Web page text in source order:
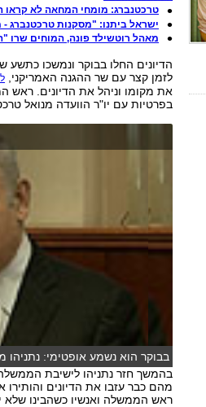
טרכטנברג: מומחי המחאה לא קראו
ישראל ביתנו: "מסקנות טרכטנברג -
מאהל רוטשילד פונה, המוחים שרו
הדיונים החלו בבוקר ונמשכו כתשע
לזמן קצר עם שר ההגנה האמריקני,
את מקומו וניהל את הדיונים. ראש
בפרטיות עם יו"ר הוועדה מנואל
בבוקר הוא נשמע אופטימי: נתניהו
בהמשך חזר נתניהו לישיבת
מהם כבר עזבו את הדיונים
ראש הממשלה ואנשיו כשהבינו שלא